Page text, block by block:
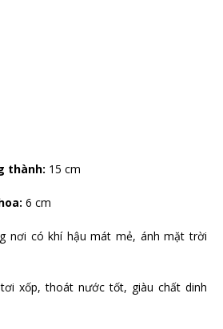
thành: 15 cm
6 cm
nơi có khí hậu mát mẻ, ánh mặt trời
xốp, thoát nước tốt, giàu chất dinh